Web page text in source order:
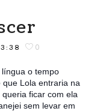
0
o tempo
Lola entraria na
ficar com ela
sem levar em